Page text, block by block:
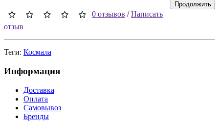
Продолжить
0 отзывов /Написать
отзыв
Теги: Космала
Информация
Доставка
Оплата
Самовывоз
Бренды